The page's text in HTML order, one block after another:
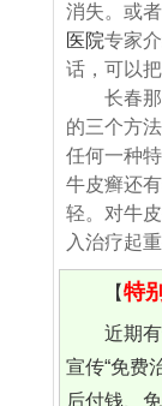
消失。或
医院专家
话，可以
长春
的三个方
任何一种
牛皮癣还
轻。对牛
入治疗起
【特
近期
宣传“免费
后付钱、